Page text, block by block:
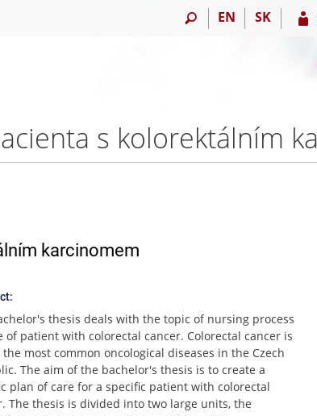
EN SK
karcinomem
thesis deals with the topic of nursing process
of patient with colorectal cancer. Colorectal cancer is
most common oncological diseases in the Czech
The aim of the bachelor's thesis is to create a
plan of care for a specific patient with colorectal
The thesis is divided into two large units, the